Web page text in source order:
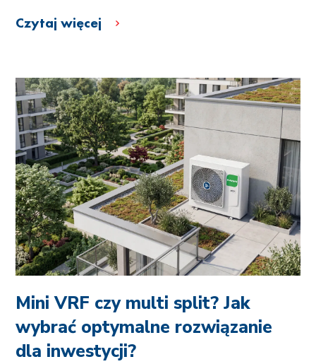
Czytaj więcej
Mini VRF czy multi split? Jak
wybrać optymalne rozwiązanie
dla inwestycji?